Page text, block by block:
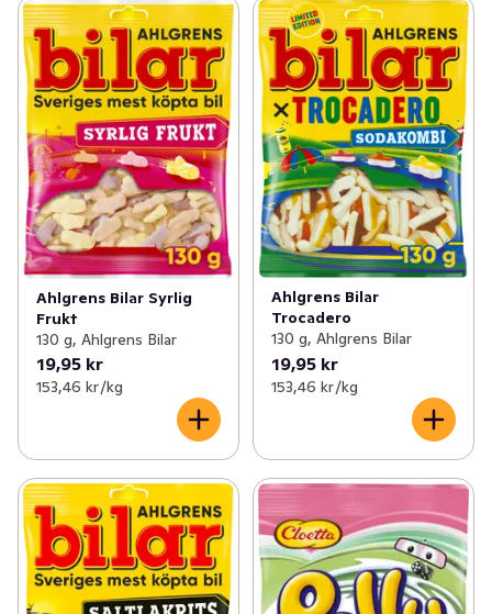
Ahlgrens Bilar Syrlig
Frukt
130 g, Ahlgrens Bilar
19,95 kr
153,46 kr /kg
Ahlgrens Bilar
Trocadero
130 g, Ahlgrens Bilar
19,95 kr
153,46 kr /kg